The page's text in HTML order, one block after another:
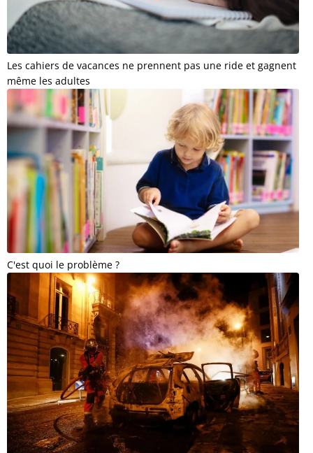
Les cahiers de vacances ne prennent pas une ride et gagnent
même les adultes
C'est quoi le problème ?